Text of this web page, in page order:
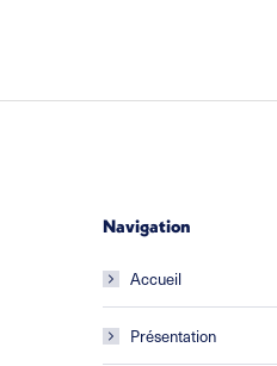
Navigation
Accueil
Présentation